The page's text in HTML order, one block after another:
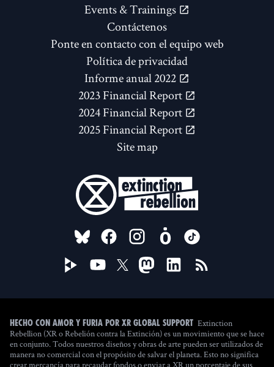
Events & Trainings
Contáctenos
Ponte en contacto con el equipo web
Política de privacidad
Informe anual 2022
2023 Financial Report
2024 Financial Report
2025 Financial Report
Site map
FOLLOW US ON
Hecho con amor y furia por XR Global Support Extinction
Rebellion (XR o Rebelión contra la Extinción) es un movimiento que se hace
en conjunto. Todos nuestros diseños y obras de arte pueden ser utilizados de
manera no comercial con el propósito de salvar el planeta. Esto no significa
crear mercancía para recaudar fondos o enviar a XR un porcentaje de sus